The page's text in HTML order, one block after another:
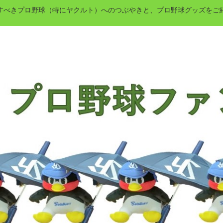
べきプロ野球（特にヤクルト）へのつぶやきと、プロ野球グッズをご